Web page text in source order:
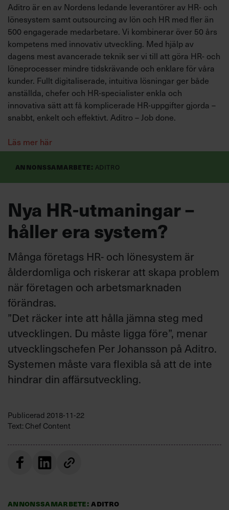
Annonssamarbete: Aditro
Aditro är en av Nordens ledande leverantörer av HR- och
lönesystem samt outsourcing av lön och HR med fler än
500 engagerade medarbetare. Vi kombinerar över 50 års
kompetens med innovativ utveckling. Med hjälp av
dagens mest avancerade teknik ser vi till att göra HR- och
löneprocesser mindre tidskrävande och enklare för våra
kunder. Fullt digitaliserade, intuitiva lösningar ger både
anställda, chefer och HR-specialister enkla och
innovativa sätt att få komplicerade HR-uppgifter gjorda –
snabbt, enkelt och effektivt. Aditro – Job done.
Läs mer här
Nya HR-utmaningar –
håller era system?
Många företags HR- och lönesystem är
ålderdomliga och riskerar att skapa problem
när företagen och arbetsmarknaden
förändras.
”Det räcker inte att hålla jämna steg med
utvecklingen. Du måste ligga före”, menar
utvecklingschefen Per Johansson på Aditro.
Systemen måste vara flexibla så att de inte
hindrar din affärsutveckling.
Publicerad 2018-11-22
Text: Chef Content
Annonssamarbete:Aditro